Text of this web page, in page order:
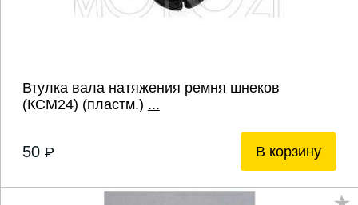
Втулка вала натяжения ремня шнеков
(КСМ24) (пластм.) ...
50 P В корзину